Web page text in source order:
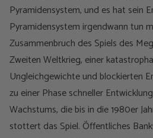
Pyramidensystem, und es hat sein
Pyramidensystem irgendwann tun
Zusammenbruch des Spiels des
Zweiten Weltkrieg, einer
Ungleichgewichte und blockierten
zu einer Phase schneller
Wachstums, die bis in die 1980er
stottert das Spiel. Öffentliches